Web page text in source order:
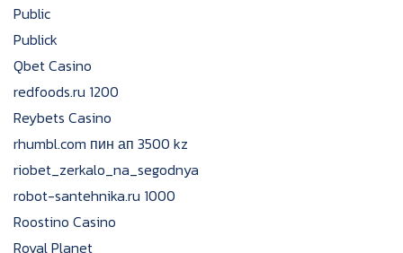
Public
Publick
Qbet Casino
redfoods.ru 1200
Reybets Casino
rhumbl.com пин ап 3500 kz
riobet_zerkalo_na_segodnya
robot-santehnika.ru 1000
Roostino Casino
Royal Planet